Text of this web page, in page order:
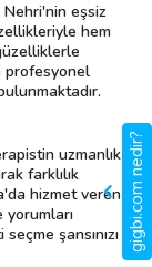
eşsiz
hem
profesyonel
uzmanlık
farklılık
hizmet veren
şansınızı gigbi.com nedir?